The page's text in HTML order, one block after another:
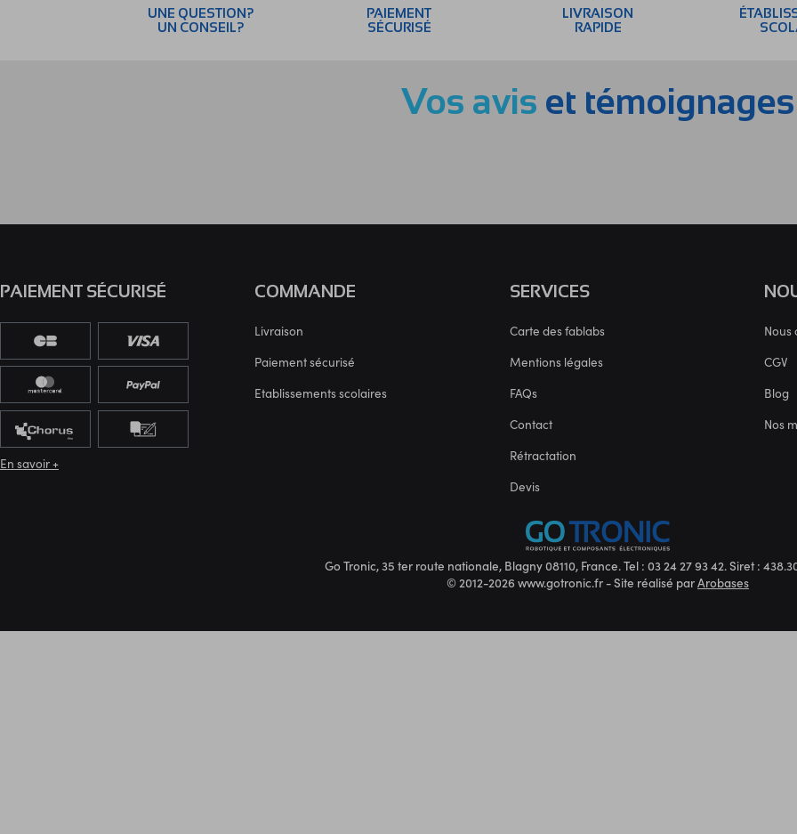
UNE QUESTION?
UN CONSEIL?
PAIEMENT
SÉCURISÉ
LIVRAISON
RAPIDE
Vos avis et témoignages
COMMANDE
Livraison
Paiement sécurisé
Etablissements scolaires
SERVICES
Carte des fablabs
Mentions légales
FAQs
Contact
Rétractation
Devis
Nous
CGV
Blog
Nos
PAIEMENT SÉCURISÉ
En savoir +
Go Tronic, 35 ter route nationale, Blagny 08110, France. Tel : 03 24 27 93 42. Siret :
© 2012-2026 www.gotronic.fr - Site réalisé parArobases